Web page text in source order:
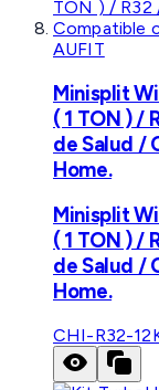
AUFIT
Minisplit
( 1 TON ) /
de Salud /
Home.
Minisplit
( 1 TON ) /
de Salud /
Home.
CHI-R32-